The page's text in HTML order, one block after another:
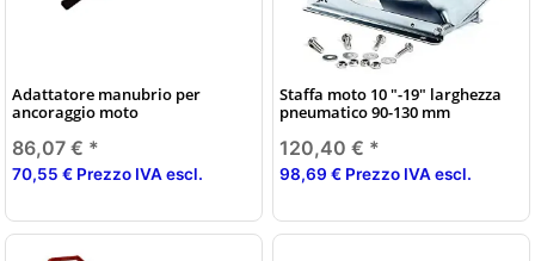
Adattatore manubrio per
ancoraggio moto
86,07 € *
70,55 € Prezzo IVA escl.
Staffa moto 10 "-19" larghezza
pneumatico 90-130 mm
120,40 € *
98,69 € Prezzo IVA escl.